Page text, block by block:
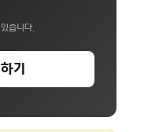
습니다.
기